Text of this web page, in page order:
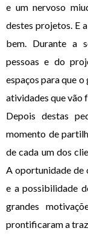
e um nervoso
destes projetos. E
bem. Durante a
pessoas e do
espaços para que
atividades que vão
Depois destas
momento de
de cada um dos
A oportunidade de
e a possibilidade
grandes
prontificaram a